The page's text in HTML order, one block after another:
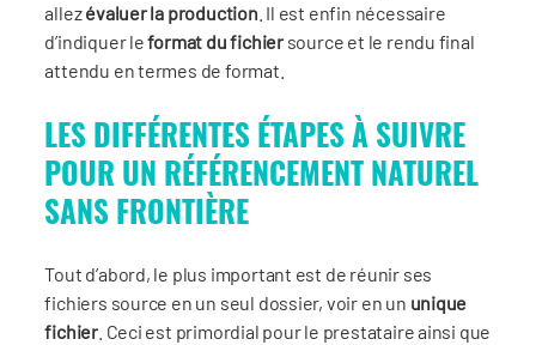
allezévaluer la production . Il est enfin nécessaire
d’indiquer leformat du fichiersource et le rendu final
attendu en termes de format.
LES DIFFÉRENTES ÉTAPES À SUIVRE
POUR UN RÉFÉRENCEMENT NATUREL
SANS FRONTIÈRE
Tout d’abord, le plus important est de réunir ses
fichiers source en un seul dossier, voir en un unique
fichier. Ceci est primordial pour le prestataire ainsi que